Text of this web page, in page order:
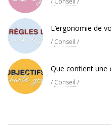
L’ergonomie de
/ Conseil /
Que contient une
/ Conseil /